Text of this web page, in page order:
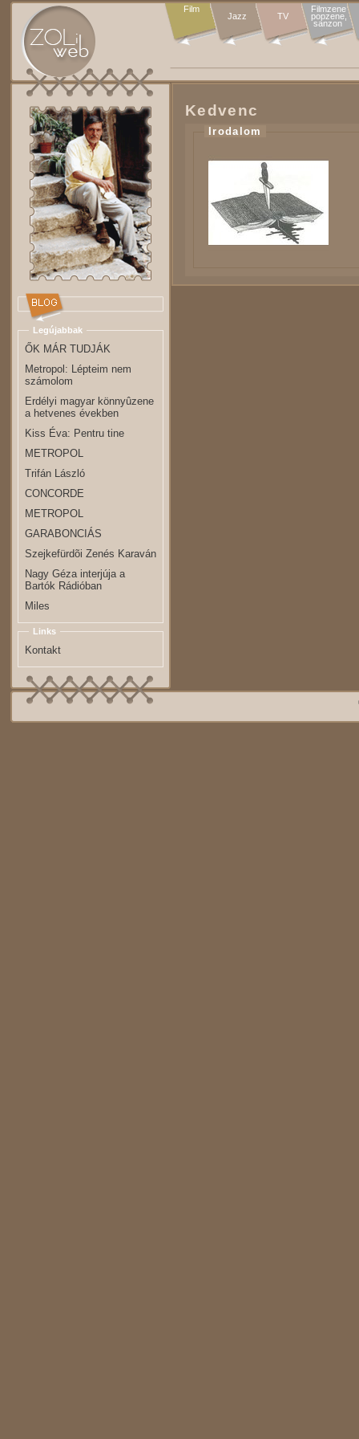
Film
Jazz TV
Filmzene
popzene,
sanzon
Kedvenc
Irodalom
Legújabbak
ŐK MÁR TUDJÁK
Metropol: Lépteim nem
számolom
Erdélyi magyar könnyûzene
a hetvenes években
Kiss Éva: Pentru tine
METROPOL
Trifán László
CONCORDE
METROPOL
GARABONCIÁS
Szejkefürdõi Zenés Karaván
Nagy Géza interjúja a
Bartók Rádióban
Miles
Links
Kontakt